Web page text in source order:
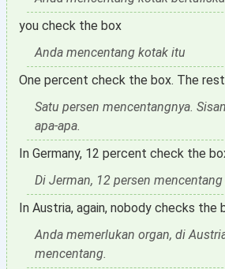
you check the box
Anda mencentang kotak itu
One percent check the box. The
Satu persen mencentangnya.
apa-apa.
In Germany, 12 percent check the
Di Jerman, 12 persen
In Austria, again, nobody checks the
Anda memerlukan organ, di
mencentang.